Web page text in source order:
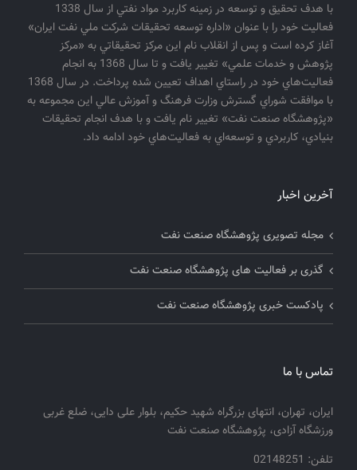
با هدف تحقيق و توسعه در زمينه كاربرد مواد نفتي از سال 1338
فعاليت خود را با عنوان «اداره توسعه تحقيقات شركت ملي نفت ايران»
آغاز كرده است و پس از انقلاب نام اين مركز تحقيقاتي به «مركز
پژوهش و خدمات علمي» تغيير يافت و تا سال 1368 به انجام
فعاليت‌هاي خود در راستاي اهداف تعيين شده پرداخت. در سال 1368
با موافقت شوراي گسترش وزارت فرهنگ و آموزش عالي اين مجموعه به
«پژوهشگاه صنعت نفت» تغيير نام يافت و با هدف انجام تحقيقات
بنيادي، كاربردي و توسعه‌اي به فعاليت‌هاي خود ادامه داد.
آخرین اخبار
مجله تصویری پژوهشگاه صنعت نفت
گذری بر فعالیت های پژوهشگاه صنعت نفت
پادکست خبری پژوهشگاه صنعت نفت
تماس با ما
ایران، تهران، انتهای بزرگراه شهید حکیم، بلوار علی دایی، ضلع غربی
ورزشگاه آزادی، پژوهشگاه صنعت نفت
تلفن: 02148251